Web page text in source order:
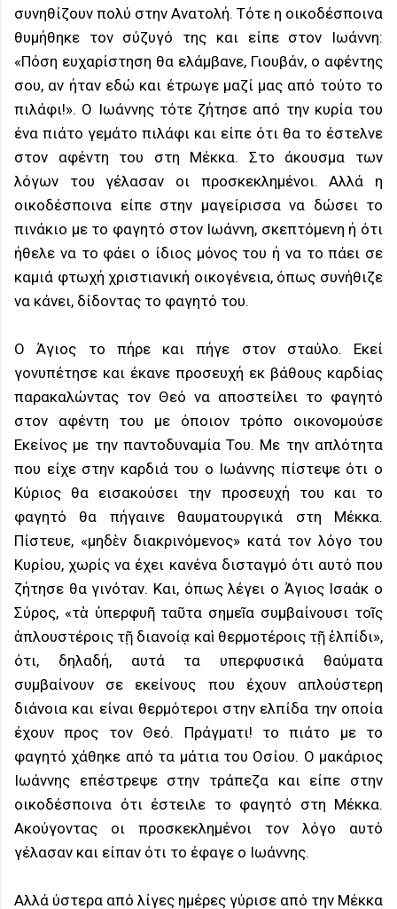
συνηθίζουν πολύ στην Ανατολή. Τότε η οικοδέσποινα
θυμήθηκε τον σύζυγό της και είπε στον Ιωάννη:
«Πόση ευχαρίστηση θα ελάμβανε, Γιουβάν, ο αφέντης
σου, αν ήταν εδώ και έτρωγε μαζί μας από τούτο το
πιλάφι!». Ο Ιωάννης τότε ζήτησε από την κυρία του
ένα πιάτο γεμάτο πιλάφι και είπε ότι θα το έστελνε
στον αφέντη του στη Μέκκα. Στο άκουσμα των
λόγων του γέλασαν οι προσκεκλημένοι. Αλλά η
οικοδέσποινα είπε στην μαγείρισσα να δώσει το
πινάκιο με το φαγητό στον Ιωάννη, σκεπτόμενη ή ότι
ήθελε να το φάει ο ίδιος μόνος του ή να το πάει σε
καμιά φτωχή χριστιανική οικογένεια, όπως συνήθιζε
να κάνει, δίδοντας το φαγητό του.
Ο Άγιος το πήρε και πήγε στον σταύλο. Εκεί
γονυπέτησε και έκανε προσευχή εκ βάθους καρδίας
παρακαλώντας τον Θεό να αποστείλει το φαγητό
στον αφέντη του με όποιον τρόπο οικονομούσε
Εκείνος με την παντοδυναμία Του. Με την απλότητα
που είχε στην καρδιά του ο Ιωάννης πίστεψε ότι ο
Κύριος θα εισακούσει την προσευχή του και το
φαγητό θα πήγαινε θαυματουργικά στη Μέκκα.
Πίστευε, «μηδὲν διακρινόμενος» κατά τον λόγο του
Κυρίου, χωρίς να έχει κανένα δισταγμό ότι αυτό που
ζήτησε θα γινόταν. Και, όπως λέγει ο Άγιος Ισαάκ ο
Σύρος, «τὰ ὑπερφυῆ ταῦτα σημεῖα συμβαίνουσι τοῖς
ἁπλουστέροις τῇ διανοίᾳ καὶ θερμοτέροις τῇ ἐλπίδι»,
ότι, δηλαδή, αυτά τα υπερφυσικά θαύματα
συμβαίνουν σε εκείνους που έχουν απλούστερη
διάνοια και είναι θερμότεροι στην ελπίδα την οποία
έχουν προς τον Θεό. Πράγματι! το πιάτο με το
φαγητό χάθηκε από τα μάτια του Οσίου. Ο μακάριος
Ιωάννης επέστρεψε στην τράπεζα και είπε στην
οικοδέσποινα ότι έστειλε το φαγητό στη Μέκκα.
Ακούγοντας οι προσκεκλημένοι τον λόγο αυτό
γέλασαν και είπαν ότι το έφαγε ο Ιωάννης.
Αλλά ύστερα από λίγες ημέρες γύρισε από την Μέκκα